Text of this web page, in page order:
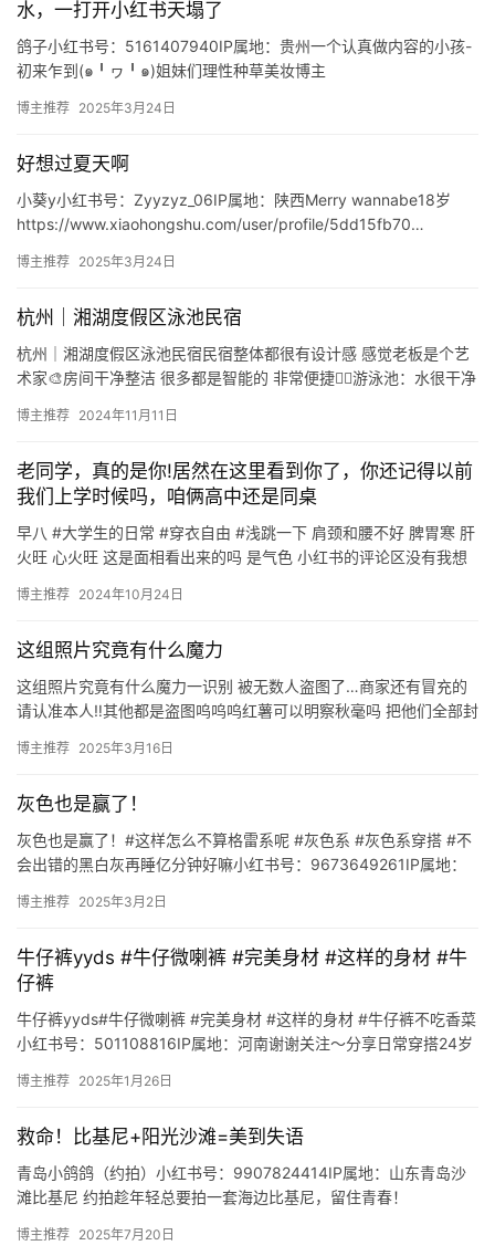
🌱
博
主
选
🎬
短
剧
剧
场
水，一打开小红书天塌了
鸽子小红书号：5161407940IP属地：贵州一个认真做内容的小孩-
初来乍到(๑╹ヮ╹๑)姐妹们理性种草美妆博主
博主推荐 2025年3月24日
好想过夏天啊
小葵y小红书号：Zyyzyz_06IP属地：陕西Merry wannabe18岁
https://www.xiaohongshu.com/user/profile/5dd15fb70…
博主推荐 2025年3月24日
杭州｜湘湖度假区泳池民宿
杭州｜湘湖度假区泳池民宿民宿整体都很有设计感 感觉老板是个艺
术家🎨房间干净整洁 很多都是智能的 非常便捷🏊‍♂️游泳池：水很干净
博主推荐 2024年11月11日
老同学，真的是你!居然在这里看到你了，你还记得以前
我们上学时候吗，咱俩高中还是同桌
早八 #大学生的日常 #穿衣自由 #浅跳一下 肩颈和腰不好 脾胃寒 肝
火旺 心火旺 这是面相看出来的吗 是气色 小红书的评论区没有我想
博主推荐 2024年10月24日
这组照片究竟有什么魔力
这组照片究竟有什么魔力一识别 被无数人盗图了…商家还有冒充的
请认准本人‼️其他都是盗图呜呜呜红薯可以明察秋毫吗 把他们全部封
博主推荐 2025年3月16日
灰色也是赢了！
灰色也是赢了！#这样怎么不算格雷系呢 #灰色系 #灰色系穿搭 #不
会出错的黑白灰再睡亿分钟好嘛小红书号：9673649261IP属地：
博主推荐 2025年3月2日
牛仔裤yyds #牛仔微喇裤 #完美身材 #这样的身材 #牛
仔裤
牛仔裤yyds#牛仔微喇裤 #完美身材 #这样的身材 #牛仔裤不吃香菜
小红书号：501108816IP属地：河南谢谢关注～分享日常穿搭24岁
博主推荐 2025年1月26日
救命！比基尼+阳光沙滩=美到失语
青岛小鸽鸽（约拍）小红书号：9907824414IP属地：山东青岛沙
滩比基尼 约拍趁年轻总要拍一套海边比基尼，留住青春！
博主推荐 2025年7月20日